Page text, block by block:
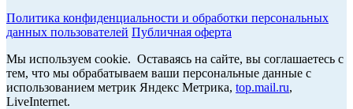
Политика конфиденциальности и обработки персональных
данных пользователей Публичная оферта
Мы используем cookie. Оставаясь на сайте, вы соглашаетесь с
тем, что мы обрабатываем ваши персональные данные с
использованием метрик Яндекс Метрика, top.mail.ru,
LiveInternet.